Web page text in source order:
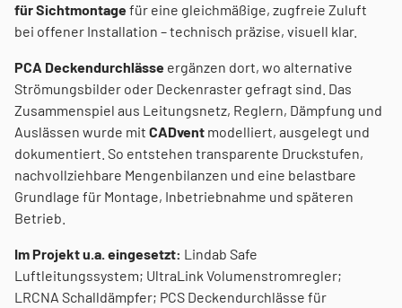
für Sichtmontagefür eine gleichmäßige, zugfreie Zuluft
bei offener Installation – technisch präzise, visuell klar.
PCA Deckendurchlässe ergänzen dort, wo alternative
Strömungsbilder oder Deckenraster gefragt sind. Das
Zusammenspiel aus Leitungsnetz, Reglern, Dämpfung und
Auslässen wurde mit CADvent modelliert, ausgelegt und
dokumentiert. So entstehen transparente Druckstufen,
nachvollziehbare Mengenbilanzen und eine belastbare
Grundlage für Montage, Inbetriebnahme und späteren
Betrieb.
Im Projekt u.a. eingesetzt: Lindab Safe
Luftleitungssystem; UltraLink Volumenstromregler;
LRCNA Schalldämpfer; PCS Deckendurchlässe für